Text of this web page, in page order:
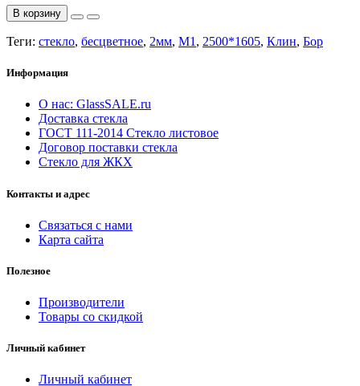
В корзину
Теги: стекло, бесцветное, 2мм, М1 , 2500*1605, Клин, Бор
Информация
О нас: GlassSALE.ru
Доставка стекла
ГОСТ 111-2014 Стекло листовое
Договор поставки стекла
Стекло для ЖКХ
Контакты и адрес
Связаться с нами
Карта сайта
Полезное
Производители
Товары со скидкой
Личный кабинет
Личный кабинет